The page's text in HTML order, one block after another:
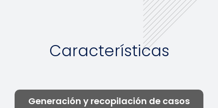
Características
Generación y recopilación de casos